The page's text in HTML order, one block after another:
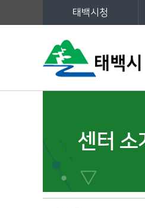
태백시청
주메뉴
왼쪽메뉴
센터 소